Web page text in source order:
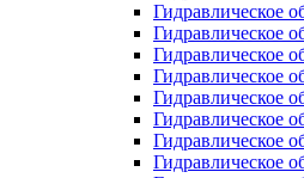
Гидравлическое
Гидравлическое
Гидравлическое
Гидравлическое
Гидравлическое
Гидравлическое
Гидравлическое
Гидравлическое